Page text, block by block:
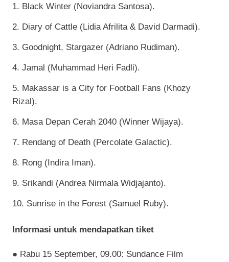
1. Black Winter (Noviandra Santosa).
2. Diary of Cattle (Lidia Afrilita & David Darmadi).
3. Goodnight, Stargazer (Adriano Rudiman).
4. Jamal (Muhammad Heri Fadli).
5. Makassar is a City for Football Fans (Khozy
Rizal).
6. Masa Depan Cerah 2040 (Winner Wijaya).
7. Rendang of Death (Percolate Galactic).
8. Rong (Indira Iman).
9. Srikandi (Andrea Nirmala Widjajanto).
10. Sunrise in the Forest (Samuel Ruby).
Informasi untuk mendapatkan tiket
● Rabu 15 September, 09.00: Sundance Film